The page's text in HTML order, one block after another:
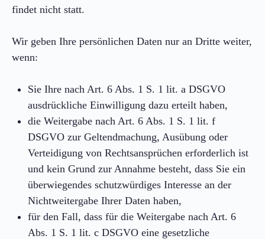
findet nicht statt.
Wir geben Ihre persönlichen Daten nur an Dritte weiter,
wenn:
Sie Ihre nach Art. 6 Abs. 1 S. 1 lit. a DSGVO
ausdrückliche Einwilligung dazu erteilt haben,
die Weitergabe nach Art. 6 Abs. 1 S. 1 lit. f
DSGVO zur Geltendmachung, Ausübung oder
Verteidigung von Rechtsansprüchen erforderlich ist
und kein Grund zur Annahme besteht, dass Sie ein
überwiegendes schutzwürdiges Interesse an der
Nichtweitergabe Ihrer Daten haben,
für den Fall, dass für die Weitergabe nach Art. 6
Abs. 1 S. 1 lit. c DSGVO eine gesetzliche